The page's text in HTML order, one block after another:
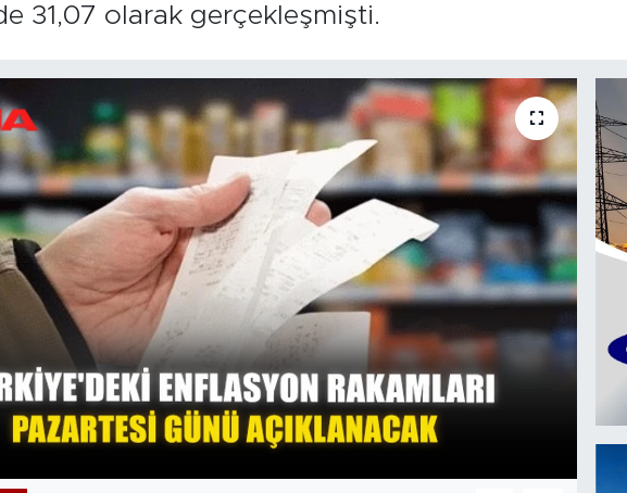
31,07 olarak gerçekleşmişti.